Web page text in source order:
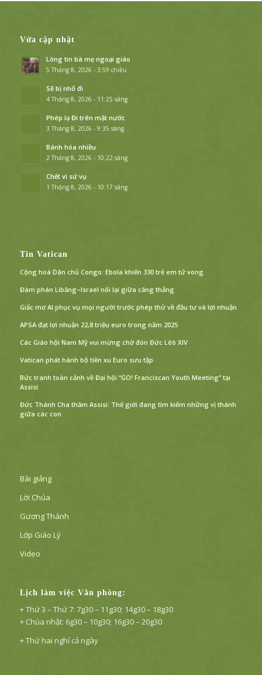
Vừa cập nhật
Lòng tin bà mẹ ngoại giáo
5 Tháng 8, 2026 - 3:59 chiều
Sẽ bị nhổ đi
4 Tháng 8, 2026 - 11:25 sáng
Phép lạ Đi trên mặt nước
3 Tháng 8, 2026 - 9:35 sáng
Bánh hóa nhiều
2 Tháng 8, 2026 - 10:22 sáng
Chết vì sứ vụ
1 Tháng 8, 2026 - 10:17 sáng
Tin Vatican
Cộng hoà Dân chủ Congo: Ebola khiến 330 trẻ em tử vong
Đàm phán Libăng–Israel nối lại giữa căng thẳng
Giấc mơ AI phục vụ mọi người trước phép thử về đầu tư và lợi nhuận
APSA đạt lợi nhuận 22,8 triệu euro trong năm 2025
Các Giáo hội Nam Mỹ vui mừng chờ đón Đức Lêô XIV
Vatican phát hành bộ tiền xu Euro sưu tập
Bức tranh toàn cảnh về Đại hội “GO! Franciscan Youth Meeting” tại
Assisi
Đức Thánh Cha thăm Assisi: Thế giới đang tìm kiếm những vị thánh
giữa các con
Bài giảng
Lời Chúa
Gương Thánh
Lớp Giáo Lý
Video
Lịch làm việc Văn phòng:
+ Thứ 3 – Thứ 7: 7g30 – 11g30; 14g30 – 18g30
+ Chúa nhật: 6g30 – 10g30; 16g30 – 20g30
+ Thứ hai nghỉ cả ngày